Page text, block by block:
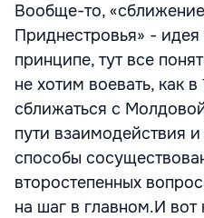
Вообще-то,
Приднестровья» - идея
принципе, тут все
не хотим воевать, как
сближаться с
пути взаимодействия
способы
второстепенных
на шаг в главном.И вот